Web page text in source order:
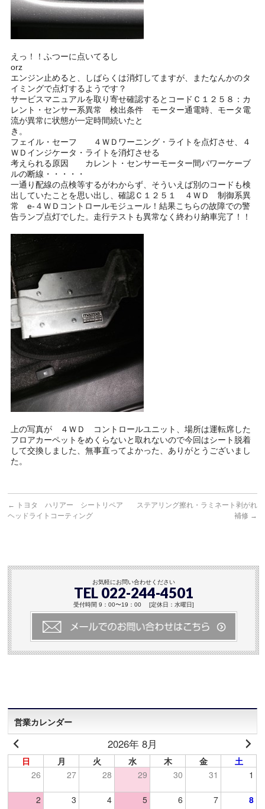
えっ！！ふつーに点いてるし
エンジン止めると、しばらくは消灯してますが、またなんかのタ
イミングで点灯するようです？
サービスマニュアルを取り寄せ確認するとコードＣ１２５８：カ
レント・センサー系異常 検出条件 モーター通電時、モータ電
流が異常に状態が一定時間続いたと
き
フェイル・セーフ ４ＷＤワーニング・ライトを点灯させ、４
ＷＤインジケータ・ライトを消灯させる
考えられる原因 カレント・センサーモーター間パワーケーブ
ルの断線・・・・・
一通り配線の点検等するがわからず、そういえば別のコードも検
出していたことを思い出し、確認Ｃ１２５１ ４ＷＤ 制御系異
常 e-４ＷＤコントロールモジュール！結果こちらの故障での警
告ランプ点灯でした。走行テストも異常なく終わり納車完了！！
上の写真が ４ＷＤ コントロールユニット、場所は運転席した
フロアカーペットをめくらないと取れないので今回はシート脱着
して交換しました、無事直ってよかった、ありがとうございまし
た。
←
トヨタ ハリアー シートリペア
ヘッドライトコーティング
ステアリング擦れ・ラミネート剥がれ
補修 →
お気軽にお問い合わせください
TEL 022-244-4501
受付時間 9：00〜19：00 [定休日：水曜日]
営業カレンダー
2026年 8月
日 月 火 水 木 金
土
26
27 28 29 30 31 1
2 3 4 5 6 7 8